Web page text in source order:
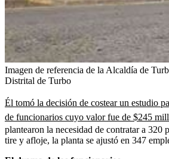
Imagen de referencia de la Alcaldía de
Distrital de Turbo
Él tomó la decisión de costear un estudio
de funcionarios cuyo valor fue de $245
plantearon la necesidad de contratar a 320
tire y afloje, la planta se ajustó en 347